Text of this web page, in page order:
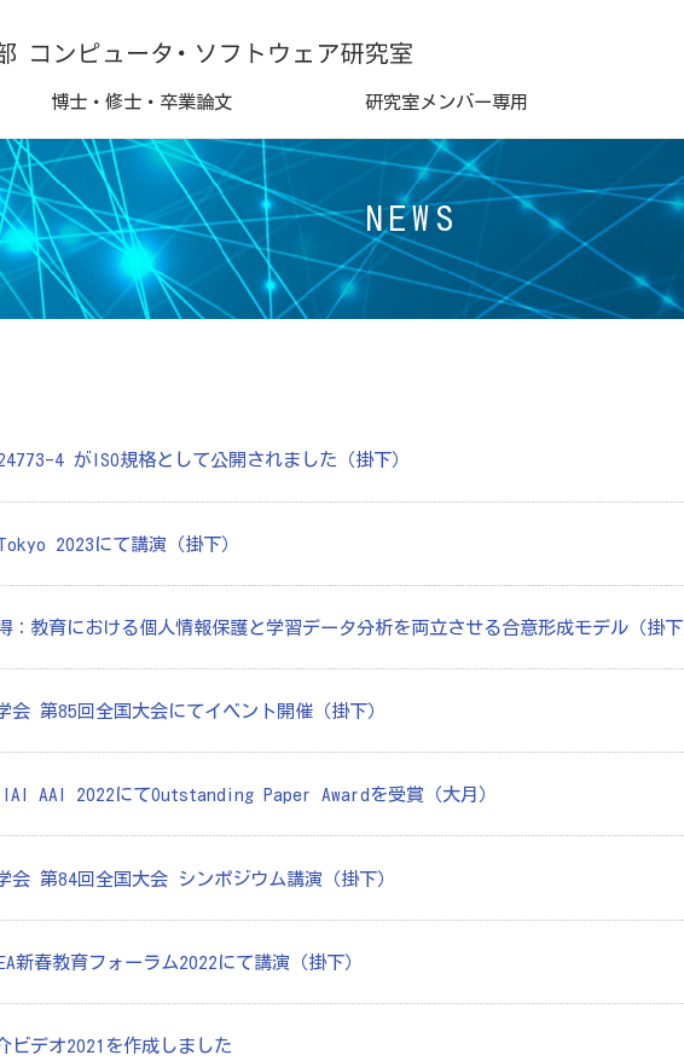
博士・修士・卒業論文 研究室メンバー専用
NEWS
4 がISO規格として公開されました（掛下）
2023にて講演（掛下）
：教育における個人情報保護と学習データ分析を両立させる合意形成モデル（掛
会 第85回全国大会にてイベント開催（掛下）
AAI 2022にてOutstanding Paper Awardを受賞（大月）
会 第84回全国大会 シンポジウム講演（掛下）
新春教育フォーラム2022にて講演（掛下）
ビデオ2021を作成しました